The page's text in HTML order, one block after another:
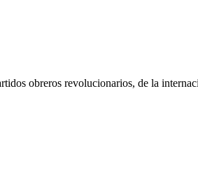
obreros revolucionarios, de la